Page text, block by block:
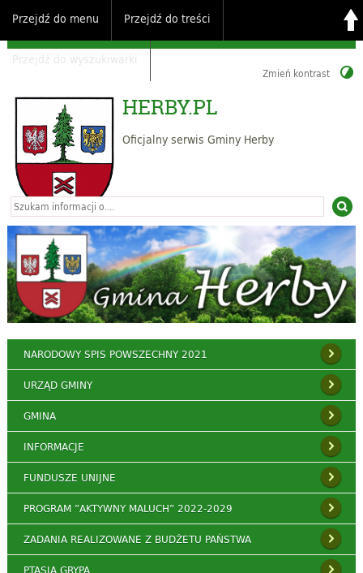
Przejdź do menu Przejdź do treści
Przejdź do wyszukiwarki
Zmień kontrast
HERBY.PL
Oficjalny serwis Gminy Herby
NARODOWY SPIS POWSZECHNY 2021
URZĄD GMINY
GMINA
INFORMACJE
FUNDUSZE UNIJNE
PROGRAM ”AKTYWNY MALUCH” 2022-2029
ZADANIA REALIZOWANE Z BUDŻETU PAŃSTWA
PTASIA GRYPA